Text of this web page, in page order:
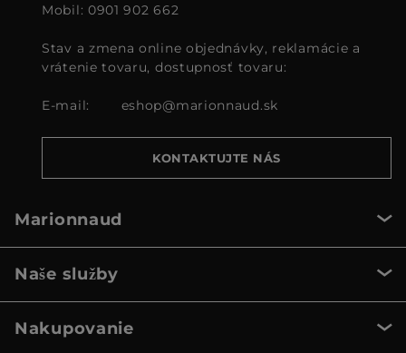
Mobil: 0901 902 662
Stav a zmena online objednávky, reklamácie a
vrátenie tovaru, dostupnosť tovaru:
E-mail: eshop@marionnaud.sk
KONTAKTUJTE NÁS
Marionnaud
Naše služby
Nakupovanie